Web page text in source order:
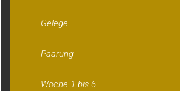
Gelege
Paarung
Woche 1 bis 6